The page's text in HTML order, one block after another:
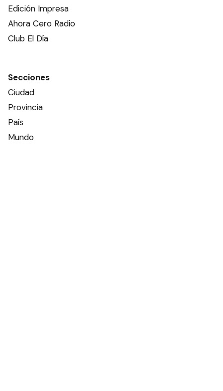
Edición Impresa
Ahora Cero Radio
Club El Día
Secciones
Ciudad
Provincia
País
Mundo